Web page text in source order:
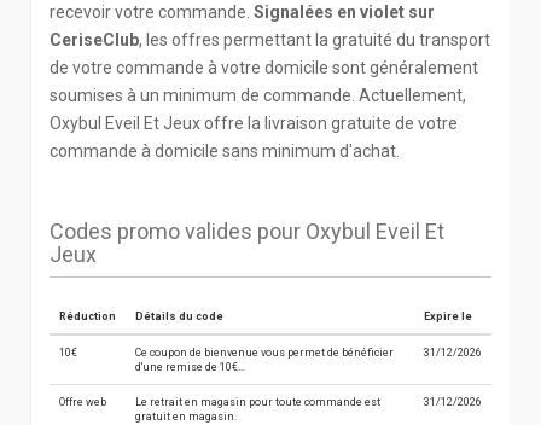
recevoir votre commande. Signalées en violet sur
CeriseClub, les offres permettant la gratuité du transport
de votre commande à votre domicile sont généralement
soumises à un minimum de commande. Actuellement,
Oxybul Eveil Et Jeux offre la livraison gratuite de votre
commande à domicile sans minimum d'achat.
Codes promo valides pour Oxybul Eveil Et
Jeux
Réduction Détails du code Expire le
10€
Ce coupon de bienvenue vous permet de bénéficier
d'une remise de 10€…
31/12/2026
Offre web
Le retrait en magasin pour toute commande est
gratuit en magasin.
31/12/2026